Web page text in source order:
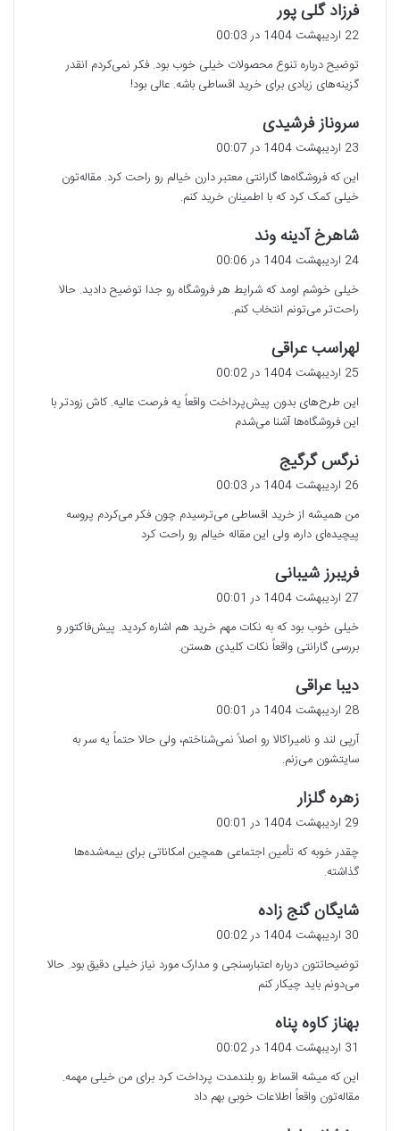
فرزاد گلی پور
ف
22 اردیبهشت 1404 در 00:03
توضیح درباره تنوع محصولات خیلی خوب بود. فکر نمی‌کردم انقدر
گزینه‌های زیادی برای خرید اقساطی باشه. عالی بود!
سروناز فرشیدی
ت
:
23 اردیبهشت 1404 در 00:07
این که فروشگاه‌ها گارانتی معتبر دارن خیالم رو راحت کرد. مقاله‌تون
خیلی کمک کرد که با اطمینان خرید کنم.
شاهرخ آدینه وند
ت
:
24 اردیبهشت 1404 در 00:06
خیلی خوشم اومد که شرایط هر فروشگاه رو جدا توضیح دادید. حالا
راحت‌تر می‌تونم انتخاب کنم.
لهراسب عراقی
ف
25 اردیبهشت 1404 در 00:02
این طرح‌های بدون پیش‌پرداخت واقعاً یه فرصت عالیه. کاش زودتر با
این فروشگاه‌ها آشنا می‌شدم
نرگس گرگیج
ف
:
26 اردیبهشت 1404 در 00:03
من همیشه از خرید اقساطی می‌ترسیدم چون فکر می‌کردم پروسه
پیچیده‌ای داره، ولی این مقاله خیالم رو راحت کرد
فریبرز شیبانی
ف
:
27 اردیبهشت 1404 در 00:01
خیلی خوب بود که به نکات مهم خرید هم اشاره کردید. پیش‌فاکتور و
بررسی گارانتی واقعاً نکات کلیدی هستن.
دیبا عراقی
:
28 اردیبهشت 1404 در 00:01
آرپی لند و نامیراکالا رو اصلاً نمی‌شناختم، ولی حالا حتماً یه سر به
سایتشون می‌زنم.
زهره گلزار
29 اردیبهشت 1404 در 00:01
چقدر خوبه که تأمین اجتماعی همچین امکاناتی برای بیمه‌شده‌ها
گذاشته.
شایگان گنج زاده
ت
:
30 اردیبهشت 1404 در 00:02
توضیحاتتون درباره اعتبارسنجی و مدارک مورد نیاز خیلی دقیق بود. حالا
می‌دونم باید چیکار کنم
بهناز کاوه پناه
ف
:
31 اردیبهشت 1404 در 00:02
این که میشه اقساط رو بلندمدت پرداخت کرد برای من خیلی مهمه.
مقاله‌تون واقعاً اطلاعات خوبی بهم داد